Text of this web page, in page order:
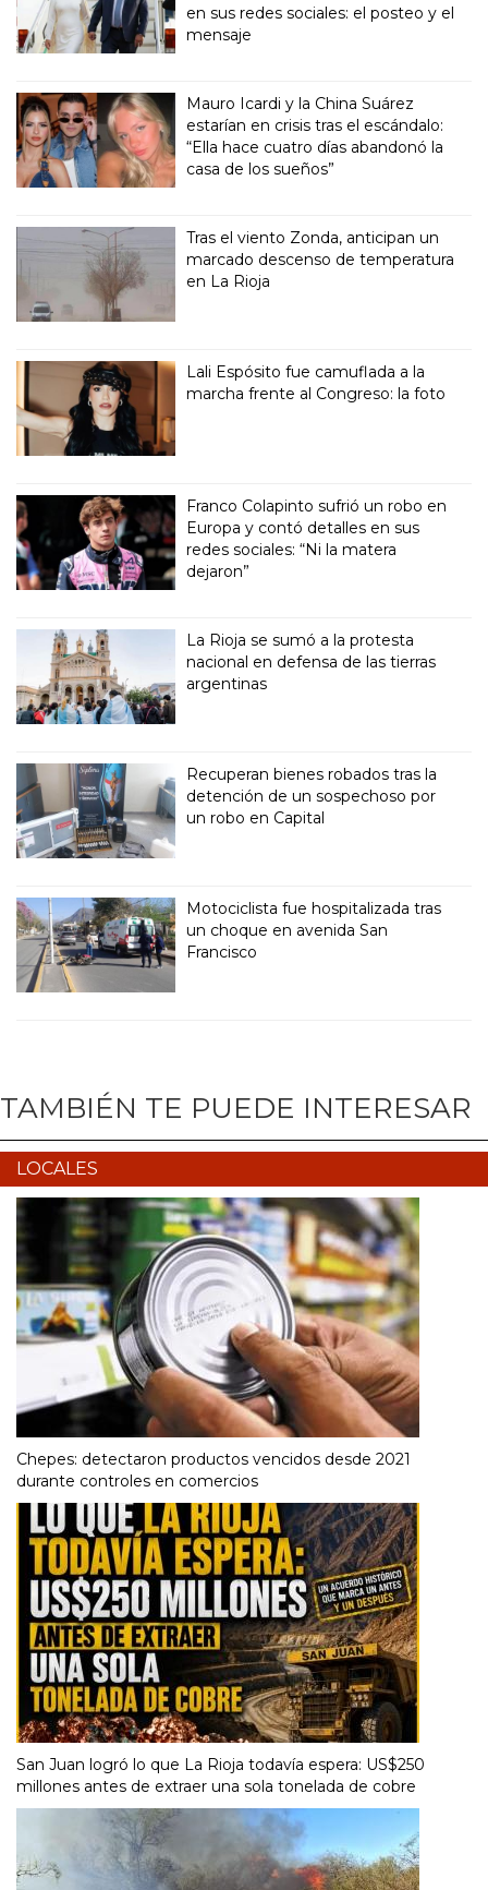
en sus redes sociales: el posteo y el
mensaje
Mauro Icardi y la China Suárez
estarían en crisis tras el escándalo:
“Ella hace cuatro días abandonó la
casa de los sueños”
Tras el viento Zonda, anticipan un
marcado descenso de temperatura
en La Rioja
Lali Espósito fue camuflada a la
marcha frente al Congreso: la foto
Franco Colapinto sufrió un robo en
Europa y contó detalles en sus
redes sociales: “Ni la matera
dejaron”
La Rioja se sumó a la protesta
nacional en defensa de las tierras
argentinas
Recuperan bienes robados tras la
detención de un sospechoso por
un robo en Capital
Motociclista fue hospitalizada tras
un choque en avenida San
Francisco
TAMBIÉN TE PUEDE INTERESAR
LOCALES
Chepes: detectaron productos vencidos desde 2021
durante controles en comercios
San Juan logró lo que La Rioja todavía espera: US$250
millones antes de extraer una sola tonelada de cobre